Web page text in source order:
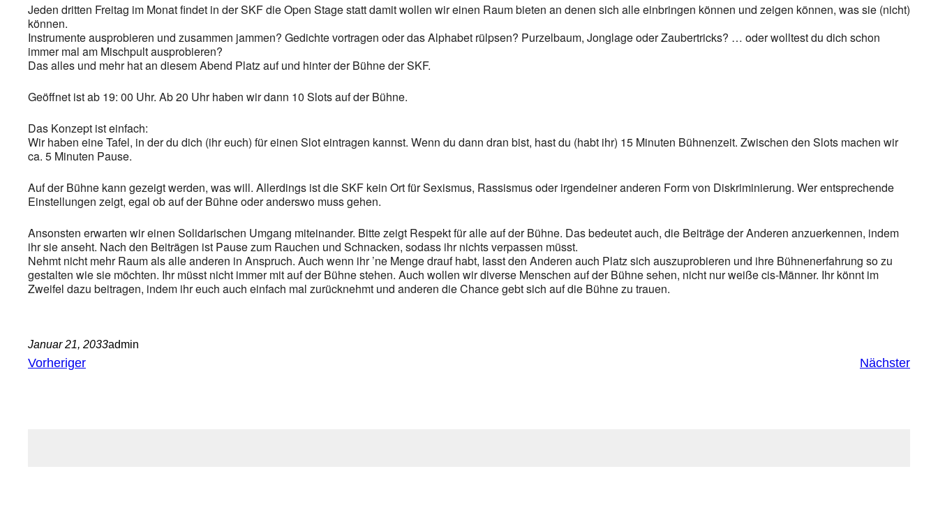
Jeden dritten Freitag im Monat findet in der SKF die Open Stage statt damit wollen wir einen Raum bieten an denen sich alle einbringen können und zeigen können, was sie (nicht)
können.
Instrumente ausprobieren und zusammen jammen? Gedichte vortragen oder das Alphabet rülpsen? Purzelbaum, Jonglage oder Zaubertricks? … oder wolltest du dich schon
immer mal am Mischpult ausprobieren?
Das alles und mehr hat an diesem Abend Platz auf und hinter der Bühne der SKF.
Geöffnet ist ab 19: 00 Uhr. Ab 20 Uhr haben wir dann 10 Slots auf der Bühne.
Das Konzept ist einfach:
Wir haben eine Tafel, in der du dich (ihr euch) für einen Slot eintragen kannst. Wenn du dann dran bist, hast du (habt ihr) 15 Minuten Bühnenzeit. Zwischen den Slots machen wir
ca. 5 Minuten Pause.
Auf der Bühne kann gezeigt werden, was will. Allerdings ist die SKF kein Ort für Sexismus, Rassismus oder irgendeiner anderen Form von Diskriminierung. Wer entsprechende
Einstellungen zeigt, egal ob auf der Bühne oder anderswo muss gehen.
Ansonsten erwarten wir einen Solidarischen Umgang miteinander. Bitte zeigt Respekt für alle auf der Bühne. Das bedeutet auch, die Beiträge der Anderen anzuerkennen, indem
ihr sie anseht. Nach den Beiträgen ist Pause zum Rauchen und Schnacken, sodass ihr nichts verpassen müsst.
Nehmt nicht mehr Raum als alle anderen in Anspruch. Auch wenn ihr ’ne Menge drauf habt, lasst den Anderen auch Platz sich auszuprobieren und ihre Bühnenerfahrung so zu
gestalten wie sie möchten. Ihr müsst nicht immer mit auf der Bühne stehen. Auch wollen wir diverse Menschen auf der Bühne sehen, nicht nur weiße cis-Männer. Ihr könnt im
Zweifel dazu beitragen, indem ihr euch auch einfach mal zurücknehmt und anderen die Chance gebt sich auf die Bühne zu trauen.
Januar 21, 2033admin
Vorheriger Nächster